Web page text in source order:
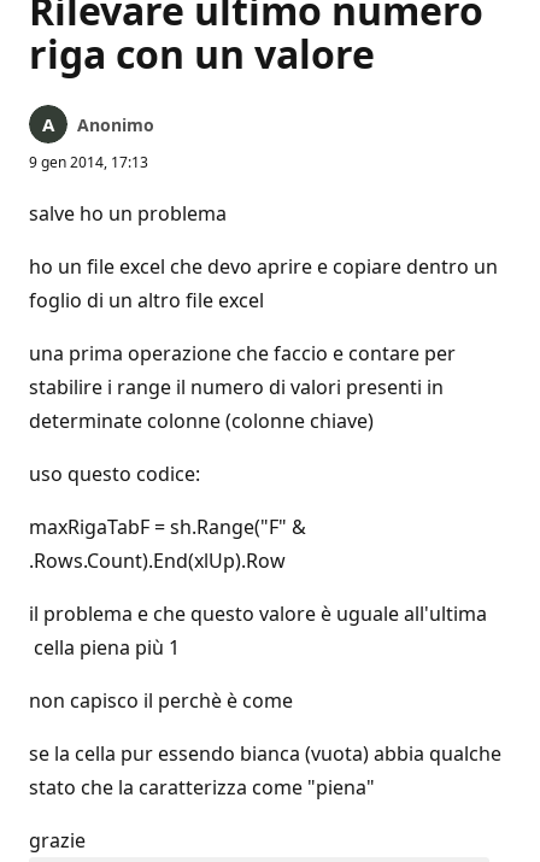
riga con un valore
Anonimo
9 gen 2014, 17:13
salve ho un problema
ho un file excel che devo aprire e copiare dentro un
foglio di un altro file excel
una prima operazione che faccio e contare per
stabilire i range il numero di valori presenti in
determinate colonne (colonne chiave)
uso questo codice:
maxRigaTabF = sh.Range("F" &
.Rows.Count).End(xlUp).Row
il problema e che questo valore è uguale all'ultima
cella piena più 1
non capisco il perchè è come
se la cella pur essendo bianca (vuota) abbia qualche
stato che la caratterizza come "piena"
grazie